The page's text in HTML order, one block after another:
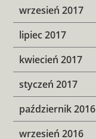
wrzesień 2017
lipiec 2017
kwiecień 2017
styczeń 2017
październik 2016
wrzesień 2016